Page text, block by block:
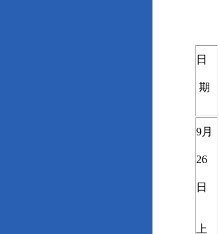
日
期
9月
26
日
上